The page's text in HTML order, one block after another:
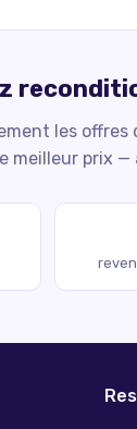
les
meilleur prix